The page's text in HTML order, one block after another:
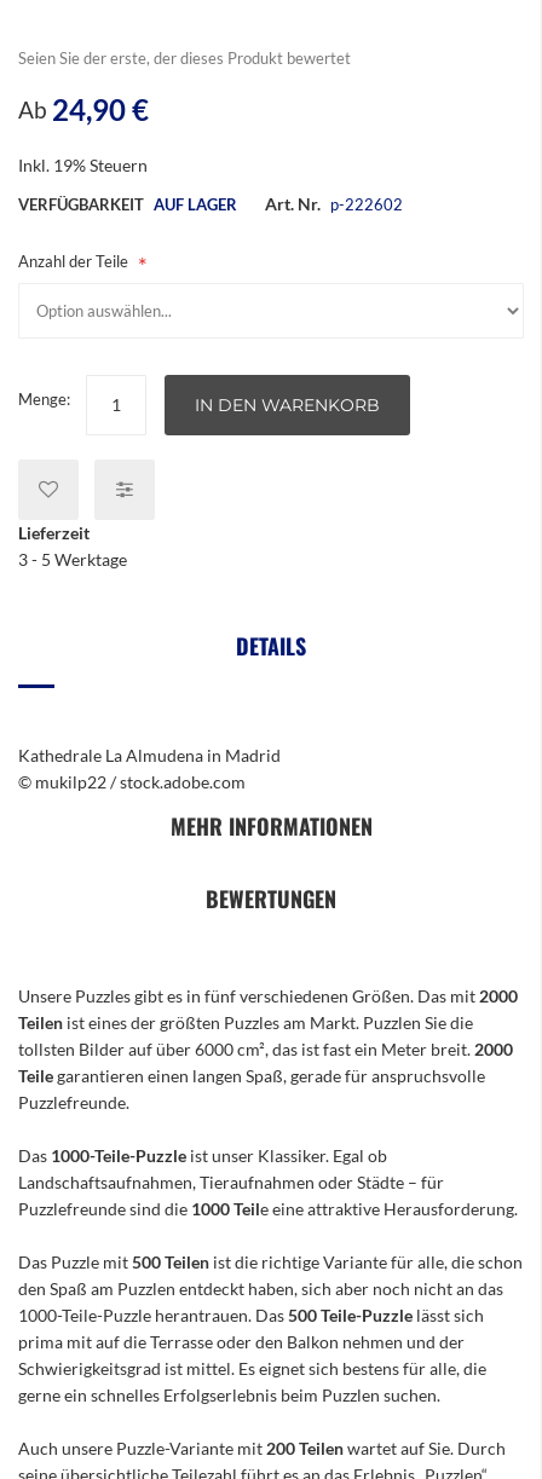
Seien Sie der erste, der dieses Produkt bewertet
Ab 24,90 €
Inkl. 19% Steuern
VERFÜGBARKEIT AUF LAGER Art. Nr. p-222602
Anzahl der Teile
Menge: IN DEN WARENKORB
Lieferzeit
3 - 5 Werktage
DETAILS
Kathedrale La Almudena in Madrid
© mukilp22 / stock.adobe.com
MEHR INFORMATIONEN
BEWERTUNGEN
Unsere Puzzles gibt es in fünf verschiedenen Größen. Das mit 2000
Teilen ist eines der größten Puzzles am Markt. Puzzlen Sie die
tollsten Bilder auf über 6000 cm², das ist fast ein Meter breit. 2000
Teilegarantieren einen langen Spaß, gerade für anspruchsvolle
Puzzlefreunde.
Das 1000-Teile-Puzzle ist unser Klassiker. Egal ob
Landschaftsaufnahmen, Tieraufnahmen oder Städte – für
Puzzlefreunde sind die 1000 Teile eine attraktive Herausforderung.
Das Puzzle mit500 Teilen ist die richtige Variante für alle, die schon
den Spaß am Puzzlen entdeckt haben, sich aber noch nicht an das
1000-Teile-Puzzle herantrauen. Das500 Teile-Puzzle lässt sich
prima mit auf die Terrasse oder den Balkon nehmen und der
Schwierigkeitsgrad ist mittel. Es eignet sich bestens für alle, die
gerne ein schnelles Erfolgserlebnis beim Puzzlen suchen.
Auch unsere Puzzle-Variante mit 200 Teilenwartet auf Sie. Durch
seine übersichtliche Teilezahl führt es an das Erlebnis „Puzzlen“